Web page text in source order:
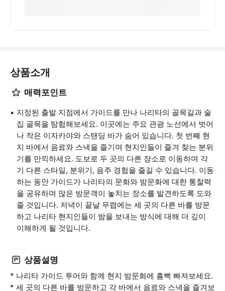
상품소개
매력포인트
지정된 출발 지점에서 가이드를 만나 나리타의 골목길과 술
집 골목을 탐험해보세요. 이곳에는 주요 관광 노선에서 벗어
나 작은 이자카야와 스탠딩 바가 숨어 있습니다. 첫 번째 현
지 바에서 음료와 스낵을 즐기며 현지인들이 즐겨 찾는 분위
기를 만끽하세요. 도보로 두 곳의 다른 장소로 이동하며 각
기 다른 스타일, 분위기, 음주 경험을 즐길 수 있습니다. 이동
하는 동안 가이드가 나리타의 문화와 밤문화에 대한 통찰력
을 공유하며 많은 방문객이 놓치는 장소를 발견하도록 도와
줄 것입니다. 저녁이 끝날 무렵에는 세 곳의 다른 바를 방문
하고 나리타 현지인들이 밤을 보내는 방식에 대해 더 깊이
이해하게 될 것입니다.
상품설명
* 나리타 가이드 투어와 함께 현지 밤문화에 흠뻑 빠져보세요.
* 세 곳의 다른 바를 방문하고 각 바에서 음료와 스낵을 즐겨보